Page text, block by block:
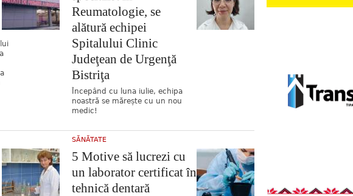
Reumatologie, se
alătură echipei
Spitalului Clinic
Judeţean de Urgenţă
Bistriţa
Începând cu luna iulie, echipa
noastră se mărește cu un nou
medic!
SĂNĂTATE
5 Motive să lucrezi cu
un laborator certificat în
tehnică dentară